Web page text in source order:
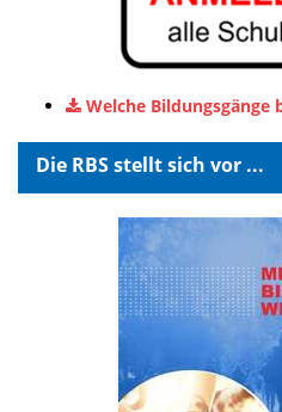
Welche Bildungsgänge
Die RBS stellt sich vor ...